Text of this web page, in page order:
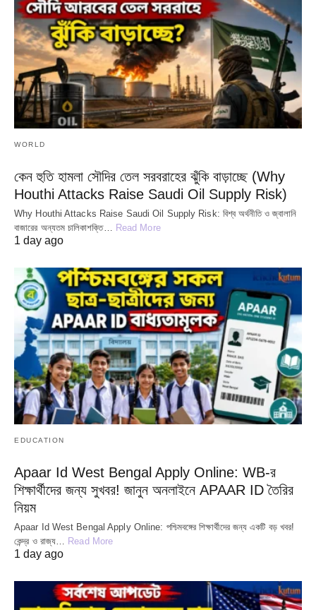
WORLD
কেন হুতি হামলা সৌদির তেল সরবরাহের ঝুঁকি বাড়াচ্ছে (Why
Houthi Attacks Raise Saudi Oil Supply Risk)
Why Houthi Attacks Raise Saudi Oil Supply Risk: বিশ্ব অর্থনীতি ও জ্বালানি
বাজারের অন্যতম চালিকাশক্তি…
Read More
1 day ago
EDUCATION
Apaar Id West Bengal Apply Online: WB-র
শিক্ষার্থীদের জন্য সুখবর! জানুন অনলাইনে APAAR ID তৈরির
নিয়ম
Apaar Id West Bengal Apply Online: পশ্চিমবঙ্গের শিক্ষার্থীদের জন্য একটি বড় খবর!
কেন্দ্র ও রাজ্য… Read More
1 day ago